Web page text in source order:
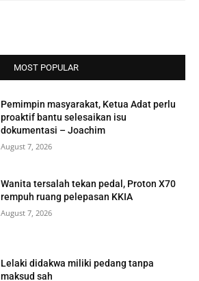
MOST POPULAR
Pemimpin masyarakat, Ketua Adat perlu
proaktif bantu selesaikan isu
dokumentasi – Joachim
August 7, 2026
Wanita tersalah tekan pedal, Proton X70
rempuh ruang pelepasan KKIA
August 7, 2026
Lelaki didakwa miliki pedang tanpa
maksud sah